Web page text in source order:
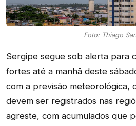
Foto: Thiago
Sergipe segue sob alerta para
fortes até a manhã deste
com a previsão meteorológica,
devem ser registrados nas
agreste, com acumulados que